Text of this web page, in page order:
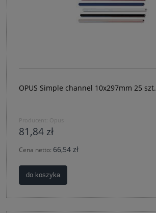
OPUS Simple channel 10x297mm 25 szt.
Producent: Opus
81,84 zł
Cena netto: 66,54 zł
do koszyka